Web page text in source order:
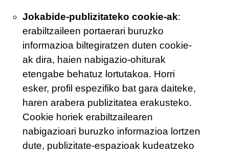
Jokabide-publizitateko cookie-ak:
erabiltzaileen portaerari buruzko
informazioa biltegiratzen duten cookie-
ak dira, haien nabigazio-ohiturak
etengabe behatuz lortutakoa. Horri
esker, profil espezifiko bat gara daiteke,
haren arabera publizitatea erakusteko.
Cookie horiek erabiltzailearen
nabigazioari buruzko informazioa lortzen
dute, publizitate-espazioak kudeatzeko